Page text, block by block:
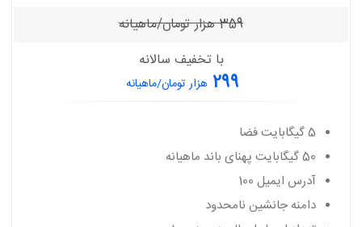
359هزار تومان/ماهیانه
با تخفیف سالانه
299 هزار تومان/ماهیانه
5 گیگابایت فضا
50 گیگابایت پهنای باند ماهیانه
آدرس ایمیل 100
دامنه جانشین نامحدود